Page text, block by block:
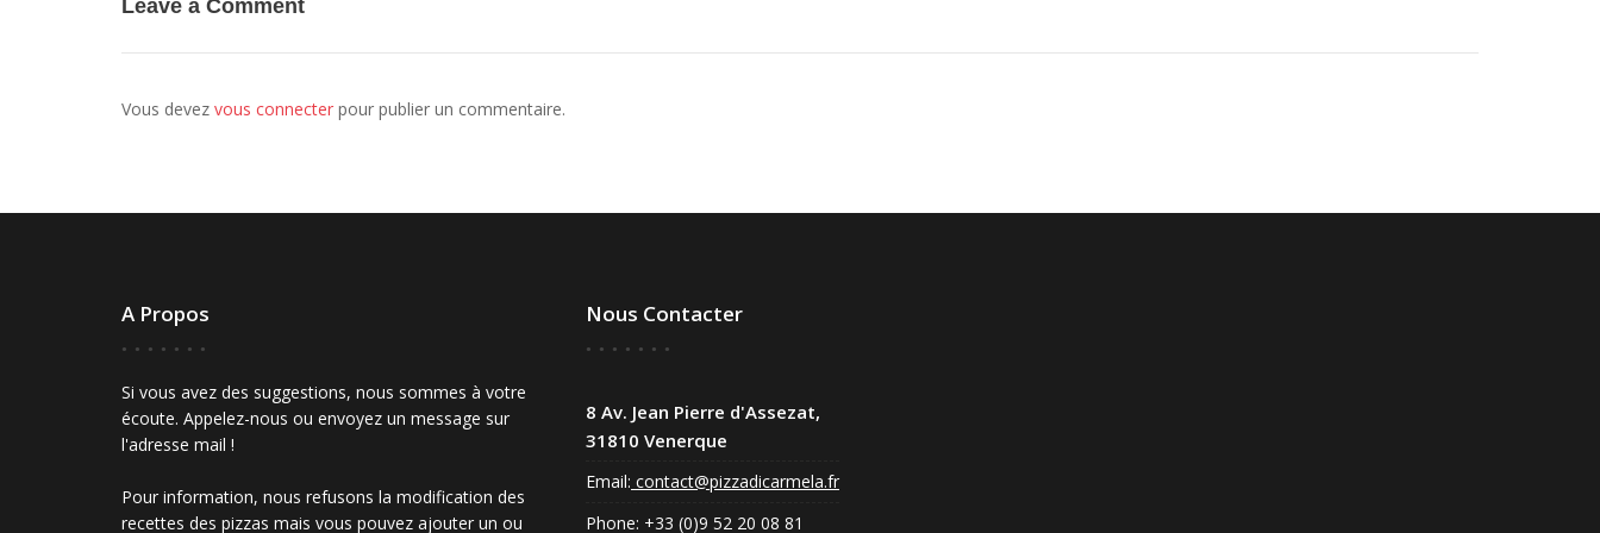
Leave a Comment
Vous devez vous connecter pour publier un commentaire.
A Propos
Si vous avez des suggestions, nous sommes à votre
écoute. Appelez-nous ou envoyez un message sur
l'adresse mail !
Pour information, nous refusons la modification des
recettes des pizzas mais vous pouvez ajouter un ou
Nous Contacter
8 Av. Jean Pierre d'Assezat,
31810 Venerque
Email: contact@pizzadicarmela.fr
Phone: +33 (0)9 52 20 08 81